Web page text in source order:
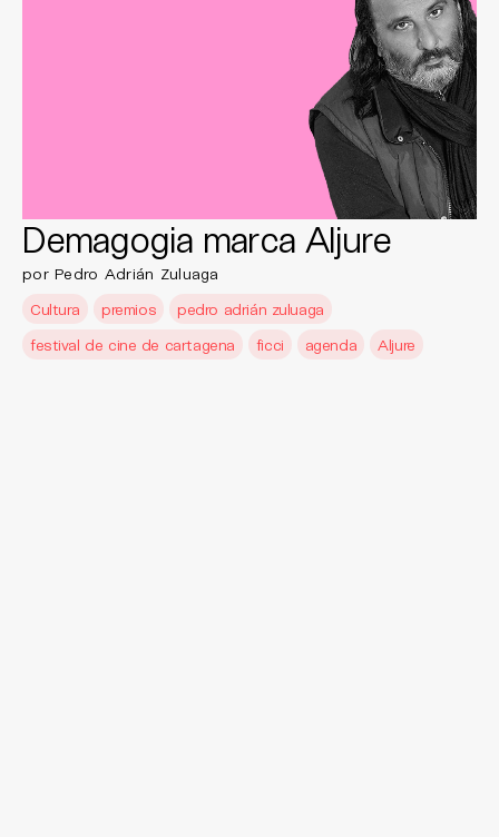
Demagogia marca Aljure
por Pedro Adrián Zuluaga
Cultura
premios
pedro adrián zuluaga
festival de cine de cartagena
ficci agenda Aljure